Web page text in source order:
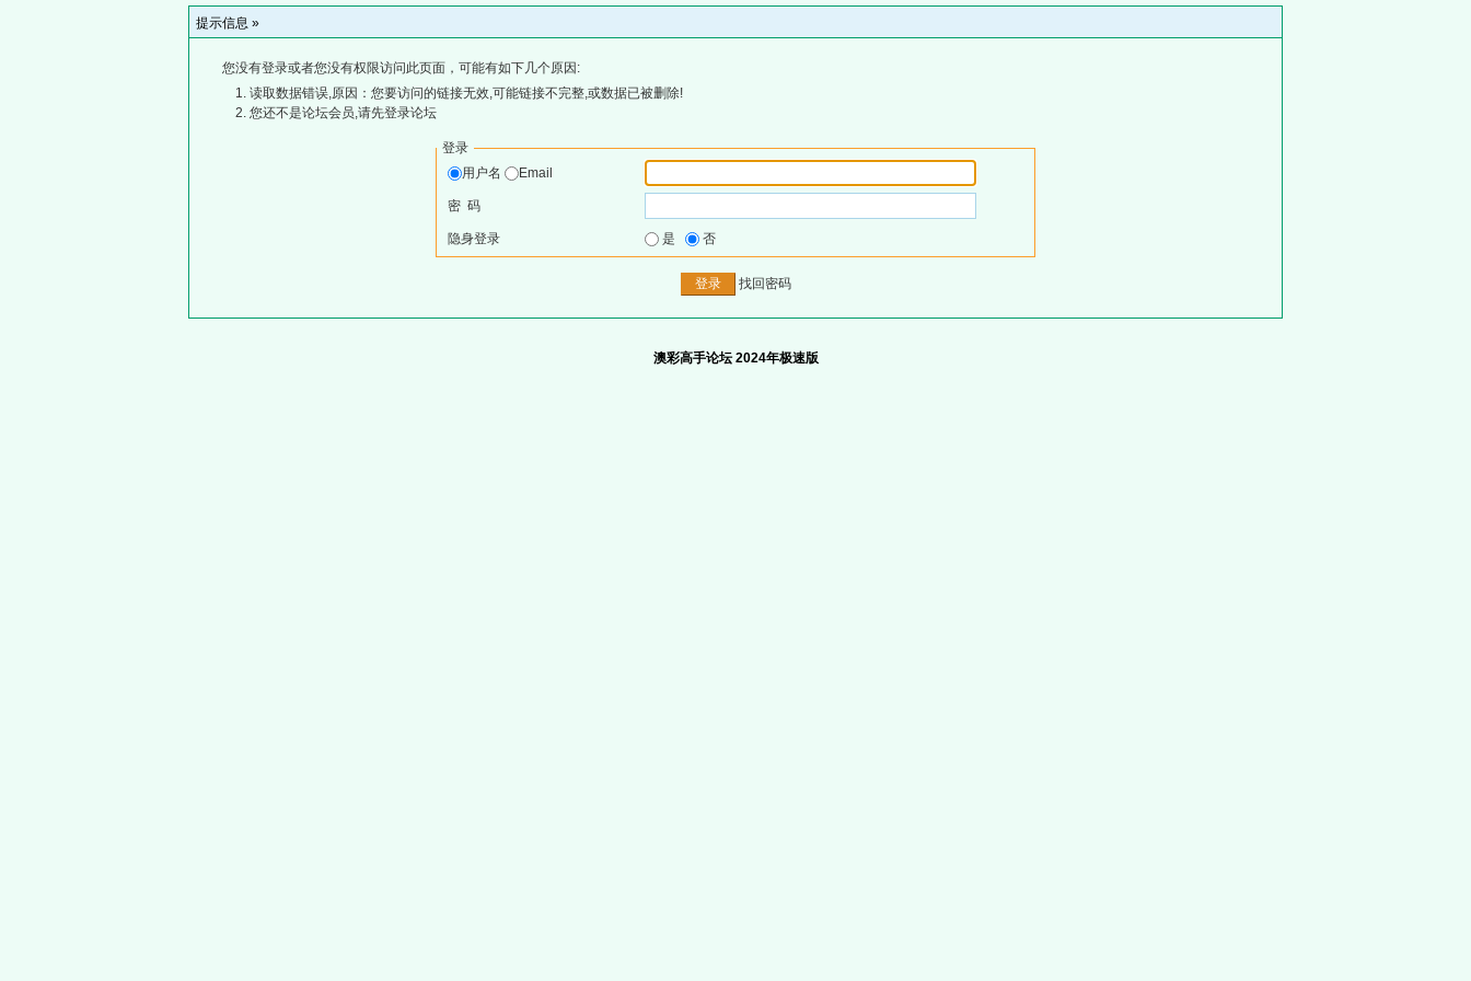
提示信息 »
您没有登录或者您没有权限访问此页面，可能有如下几个原因:
读取数据错误,原因：您要访问的链接无效,可能链接不完整,或数据已被删除!
您还不是论坛会员,请先登录论坛
登录
用户名
Email
密 码
隐身登录 是 否
找回密码
澳彩高手论坛 2024年极速版